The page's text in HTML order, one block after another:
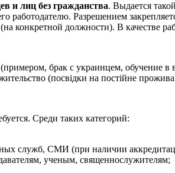
и лиц без гражданства. Выдается
работодателю. Разрешением
конкретной должности). В качестве
брак с украинцем, обучение в
(посвідки на постійне
Среди таких категорий:
служб, СМИ (при наличии
ученым, священнослужителям;